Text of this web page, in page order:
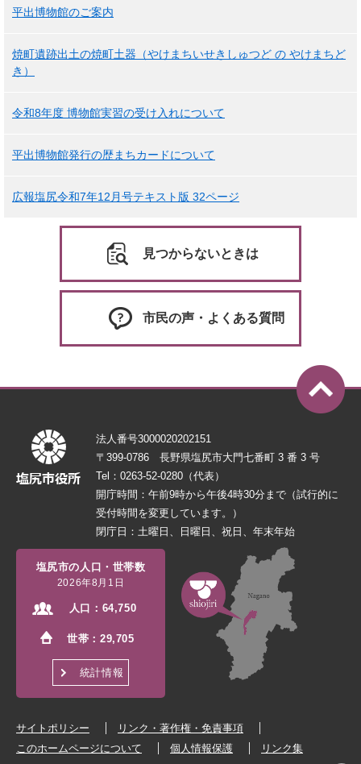
平出博物館のご案内
焼町遺跡出土の焼町土器（やけまちいせきしゅつど の やけまちど
き）
令和8年度 博物館実習の受け入れについて
平出博物館発行の歴まちカードについて
広報塩尻令和7年12月号テキスト版 32ページ
見つからないときは
市民の声・よくある質問
法人番号3000020202151
〒399-0786 長野県塩尻市大門七番町 3 番 3 号
Tel：0263-52-0280（代表）
開庁時間：午前9時から午後4時30分まで（試行的に
受付時間を変更しています。）
閉庁日：土曜日、日曜日、祝日、年末年始
塩尻市の人口・世帯数
2026年8月1日
人口： 64,750
世帯：29,705
統計情報
サイトポリシー
リンク・著作権・免責事項
このホームページについて
個人情報保護 リンク集